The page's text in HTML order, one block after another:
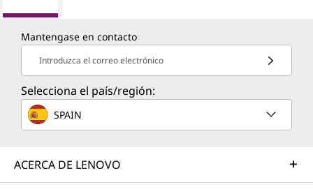
Mantengase en contacto
Introduzca el correo electrónico
Selecciona el país/región:
SPAIN
ACERCA DE LENOVO